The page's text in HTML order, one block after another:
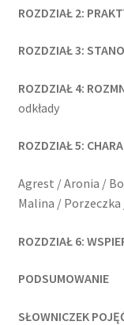
ROZDZIAŁ 2:
ROZDZIAŁ 3:
ROZDZIAŁ 4:
odkłady
ROZDZIAŁ 5:
Agrest / Aronia /
Malina /
ROZDZIAŁ 6:
PODSUMOWANIE
SŁOWNICZEK